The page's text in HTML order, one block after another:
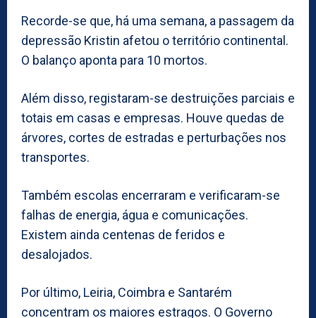
Recorde-se que, há uma semana, a passagem da
depressão Kristin afetou o território continental.
O balanço aponta para 10 mortos.
Além disso, registaram-se destruições parciais e
totais em casas e empresas. Houve quedas de
árvores, cortes de estradas e perturbações nos
transportes.
Também escolas encerraram e verificaram-se
falhas de energia, água e comunicações.
Existem ainda centenas de feridos e
desalojados.
Por último, Leiria, Coimbra e Santarém
concentram os maiores estragos. O Governo